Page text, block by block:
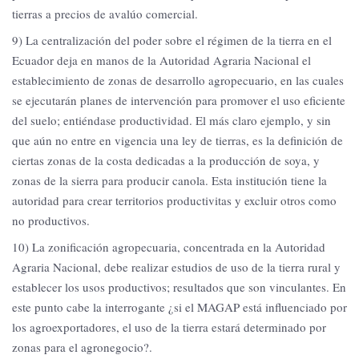
tierras a precios de avalúo comercial.
9) La centralización del poder sobre el régimen de la tierra en el
Ecuador deja en manos de la Autoridad Agraria Nacional el
establecimiento de zonas de desarrollo agropecuario, en las cuales
se ejecutarán planes de intervención para promover el uso eficiente
del suelo; entiéndase productividad. El más claro ejemplo, y sin
que aún no entre en vigencia una ley de tierras, es la definición de
ciertas zonas de la costa dedicadas a la producción de soya, y
zonas de la sierra para producir canola. Esta institución tiene la
autoridad para crear territorios productivitas y excluir otros como
no productivos.
10) La zonificación agropecuaria, concentrada en la Autoridad
Agraria Nacional, debe realizar estudios de uso de la tierra rural y
establecer los usos productivos; resultados que son vinculantes. En
este punto cabe la interrogante ¿si el MAGAP está influenciado por
los agroexportadores, el uso de la tierra estará determinado por
zonas para el agronegocio?.